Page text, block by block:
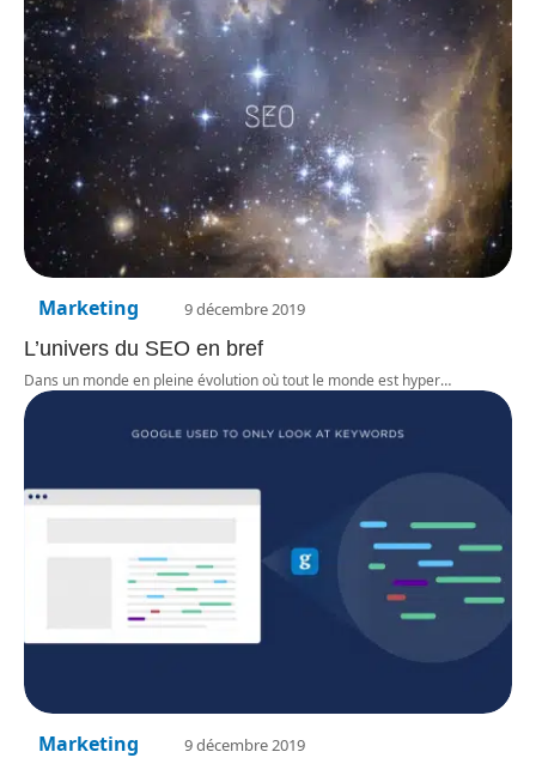
Marketing 9 décembre 2019
L’univers du SEO en bref
Dans un monde en pleine évolution où tout le monde est hyper…
Marketing 9 décembre 2019